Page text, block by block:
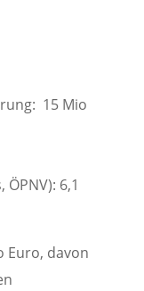
15 Mio
6,1
Euro, davon